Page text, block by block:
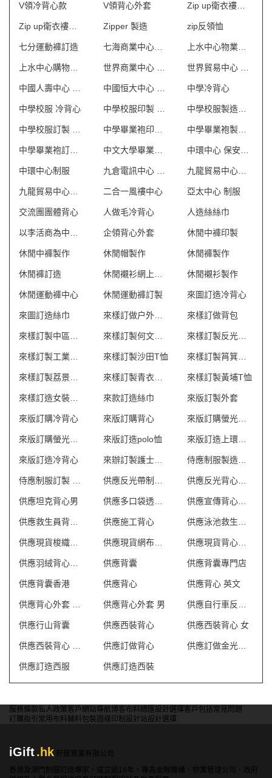
V領冷背心款 V領背心外套
Zipper 製造 zip反領恤
七分運動褲訂造 七海商業中心制服
中學冷背心
中學校服 冷背心
中文大學畢業袍訂製
中環中心制服
二合一風褸中心 亞太中心 制服
交流團團體背心 人做毛冷背心 人造絲絲巾
企領背心外套 休閒中褲印製
休閒中褲製作 休閒帽製作 休閒褲製作
休閒褲訂造 休閒襯衫製作
休閒運動褲中心 休閒運動褲訂製 來圖訂造冷背心
來圖訂造絲巾 來樣訂做户外背包 來樣訂做背包
來樣訂製何文田風褸
來樣訂製沙田T恤
來樣訂製青衣風褸 來樣訂製黃埔T恤
來款訂造絲巾 來版訂製外套
來版訂購冷背心 來版訂購背心
來版訂造polo恤
來版訂造冷背心 來辦訂製護士制服
供應坦克背心男 供應多口袋透氣網狀背心
供應施工背心
供應現貨網布反光背心
供應背囊 供應背囊專門店
供應背囊香港 供應背心 供應背心 英文
供應背心外套 男
供應行山背囊 供應西裝背心 供應西裝背心 女
供應訂做背心
供應訂造西服 供應訂造西裝
服務條款私人政策客戶 網站導航博客布料總匯設計選擇客戶包括常見問題
訂購指引 常用布料輔料包裝 圖樣印制 設計站設計選擇
iGift.hk
軒龍實業有限公司
香港及澳門制服訂造專家，成立逾18年，專為金融機構、物業管理公司、政府